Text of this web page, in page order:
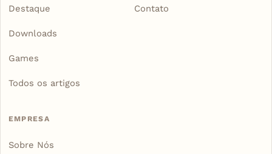
Destaque
Downloads
Games
Todos os artigos
Contato
EMPRESA
Sobre Nós